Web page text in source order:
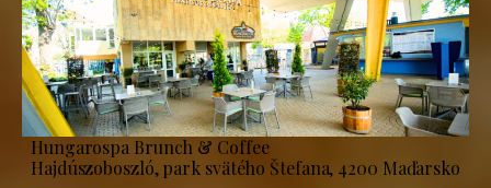
Hungarospa Brunch & Coffee
Hajdúszoboszló, park svätého Štefana, 4200 Maďarsko